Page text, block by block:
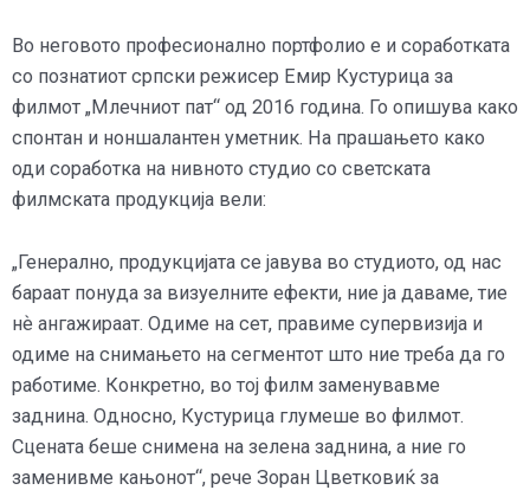
Во неговото професионално портфолио е и соработката
со познатиот српски режисер Емир Кустурица за
филмот „Млечниот пат“ од 2016 година. Го опишува како
спонтан и ноншалантен уметник. На прашањето како
оди соработка на нивното студио со светската
филмската продукција вели:
„Генерално, продукцијата се јавува во студиото, од нас
бараат понуда за визуелните ефекти, ние ја даваме, тие
нѐ ангажираат. Одиме на сет, правиме супервизија и
одиме на снимањето на сегментот што ние треба да го
работиме. Конкретно, во тој филм заменувавме
заднина. Односно, Кустурица глумеше во филмот.
Сцената беше снимена на зелена заднина, а ние го
заменивме кањонот“, рече Зоран Цветковиќ за